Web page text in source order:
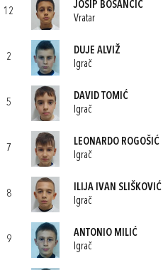
12
JOSIP BOSANČIĆ
Vratar
2
DUJE ALVIŽ
Igrač
5
DAVID TOMIĆ
Igrač
7
LEONARDO ROGOŠIĆ
Igrač
8
ILIJA IVAN SLIŠKOVIĆ
Igrač
9
ANTONIO MILIĆ
Igrač